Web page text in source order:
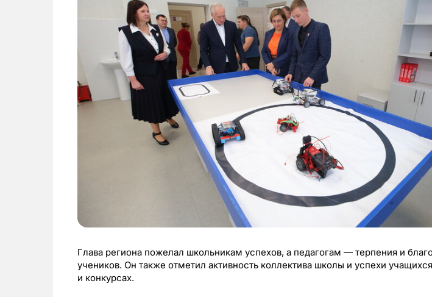
Глава региона пожелал школьникам успехов, а педагогам — терпения и
учеников. Он также отметил активность коллектива школы и успехи
и конкурсах.